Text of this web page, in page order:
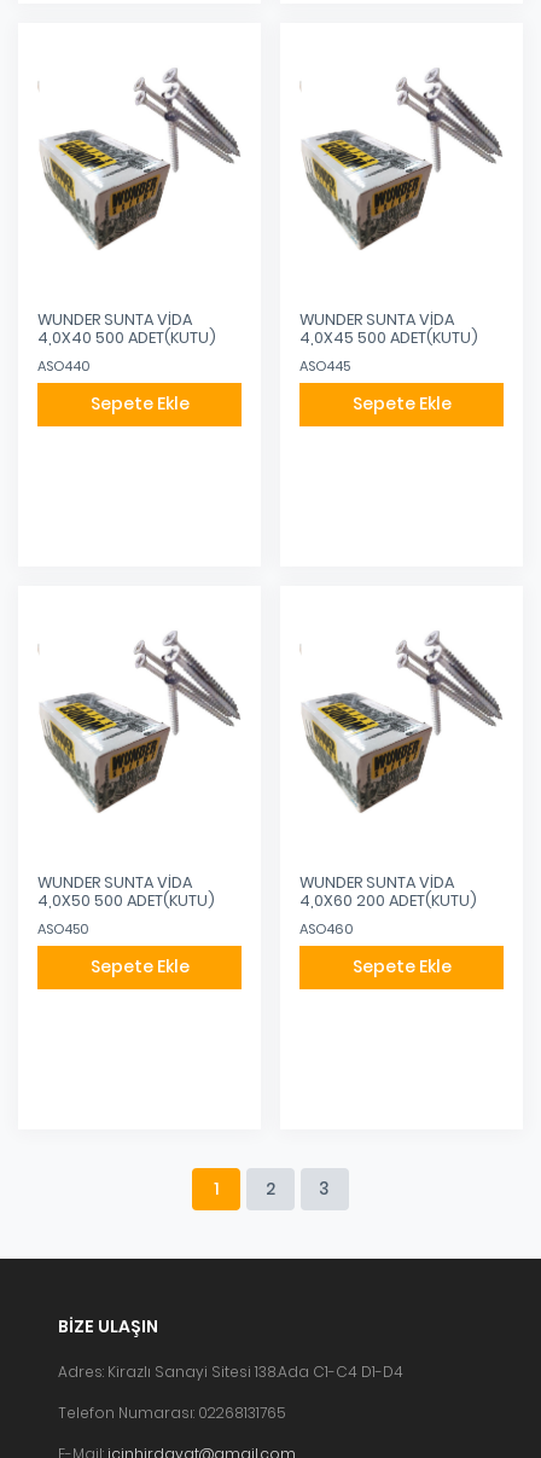
WUNDER SUNTA VİDA
4,0X40 500 ADET(KUTU)
ASO440
Sepete Ekle
WUNDER SUNTA VİDA
4,0X45 500 ADET(KUTU)
ASO445
Sepete Ekle
WUNDER SUNTA VİDA
4,0X50 500 ADET(KUTU)
ASO450
Sepete Ekle
WUNDER SUNTA VİDA
4,0X60 200 ADET(KUTU)
ASO460
Sepete Ekle
1 2 3
BIZE ULAŞIN
Adres: Kirazlı Sanayi Sitesi 138.Ada C1-C4 D1-D4
Telefon Numarası: 02268131765
E-Mail: icinhirdavat@gmail.com